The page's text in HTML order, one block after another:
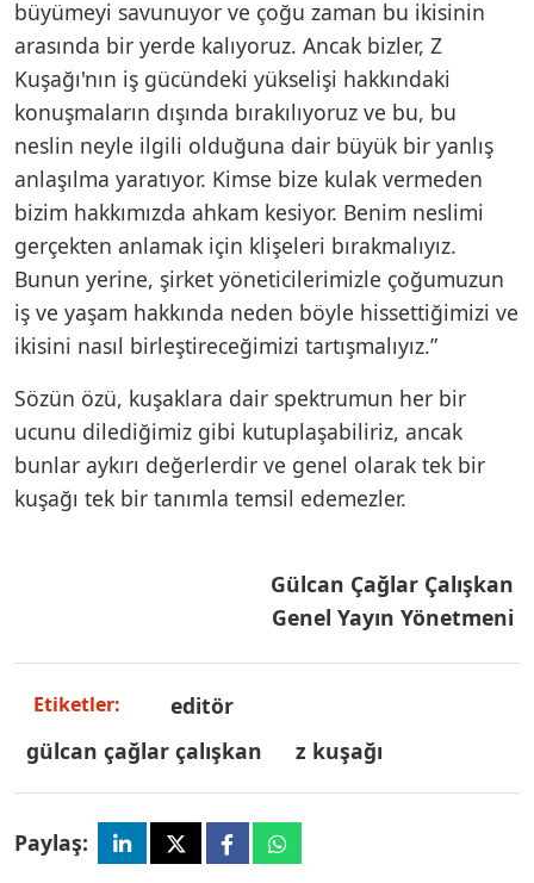
büyümeyi savunuyor ve çoğu zaman bu ikisinin
arasında bir yerde kalıyoruz. Ancak bizler, Z
Kuşağı'nın iş gücündeki yükselişi hakkındaki
konuşmaların dışında bırakılıyoruz ve bu, bu
neslin neyle ilgili olduğuna dair büyük bir yanlış
anlaşılma yaratıyor. Kimse bize kulak vermeden
bizim hakkımızda ahkam kesiyor. Benim neslimi
gerçekten anlamak için klişeleri bırakmalıyız.
Bunun yerine, şirket yöneticilerimizle çoğumuzun
iş ve yaşam hakkında neden böyle hissettiğimizi ve
ikisini nasıl birleştireceğimizi tartışmalıyız.”
Sözün özü, kuşaklara dair spektrumun her bir
ucunu dilediğimiz gibi kutuplaşabiliriz, ancak
bunlar aykırı değerlerdir ve genel olarak tek bir
kuşağı tek bir tanımla temsil edemezler.
Gülcan Çağlar Çalışkan
Genel Yayın Yönetmeni
Etiketler:
editör
gülcan çağlar çalışkan
z kuşağı
Paylaş: